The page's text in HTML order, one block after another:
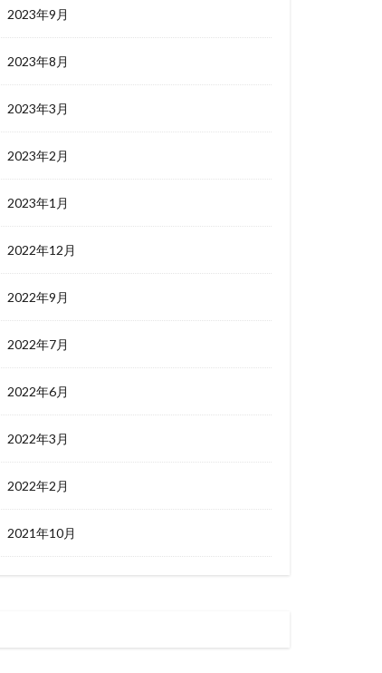
2023年9月
2023年8月
2023年3月
2023年2月
2023年1月
2022年12月
2022年9月
2022年7月
2022年6月
2022年3月
2022年2月
2021年10月